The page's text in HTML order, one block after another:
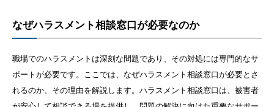
なぜハラスメント相談窓口が必要なのか
職場でのハラスメントは深刻な問題であり、その対処には専門的なサ
ポートが必要です。ここでは、なぜハラスメント相談窓口が必要とさ
れるのか、その理由を解説します。ハラスメント相談窓口は、被害者